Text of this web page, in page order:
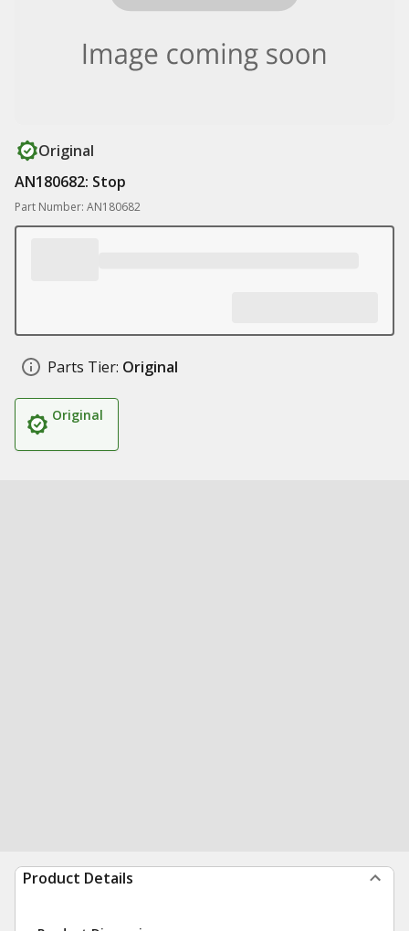
Original
AN180682: Stop
Part Number: AN180682
Parts Tier: Original
Original
Product Details